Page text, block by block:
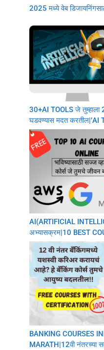
2025 मध्ये वेब
30+AI TOOLS जे तुम्हाला
घडवण्यास मदत करतील|’AI
AI(ARTIFICIAL
अभ्यासक्रम|10 BEST
BANKING COURSES
MARATH|12वी नंतरच्या